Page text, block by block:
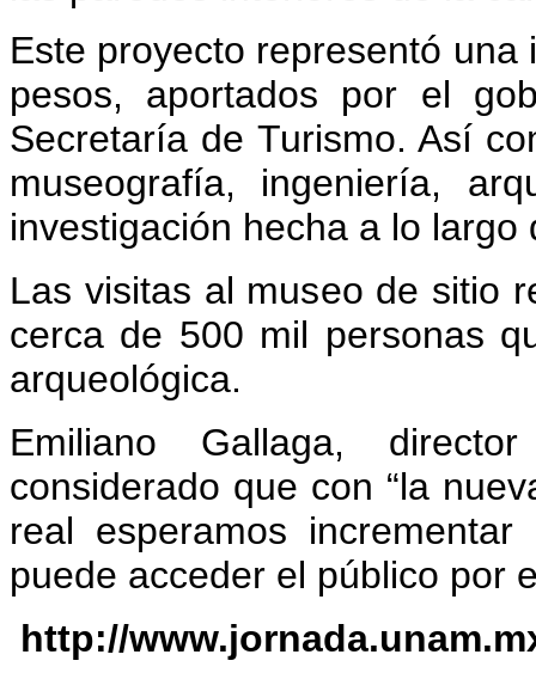
Este proyecto representó
pesos, aportados por el
Secretaría de Turismo. Así
museografía, ingeniería,
investigación hecha a lo
Las visitas al museo de sitio
cerca de 500 mil personas
arqueológica.
Emiliano Gallaga,
considerado que con “la
real esperamos
puede acceder el público por
http://